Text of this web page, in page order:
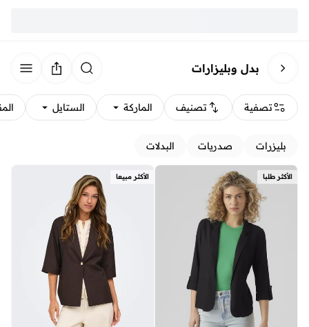
بدل وبليزارات
تصفية تصنيف الماركة الستايل
بليزرات صدريات البدلات
الأكثر طلبا الأكثر مبيعا